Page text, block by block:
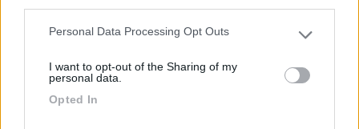
Please note that this website/app uses one or more Google
not limited to your visit or usage behaviour. You may click to
grant or deny consent to Google and its third-party tags to
use your data for below specified purposes in below Google
Personal Data Processing Opt Outs
I want to opt-out of the Sharing of my
personal data.
Opted In